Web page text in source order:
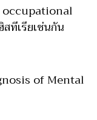
ทีเรียเช่นกัน
of Mental